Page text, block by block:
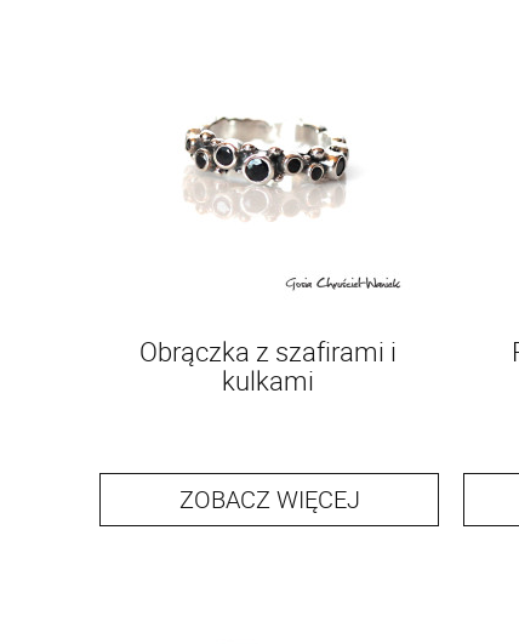
Obrączka z szafirami i
kulkami
ZOBACZ WIĘCEJ